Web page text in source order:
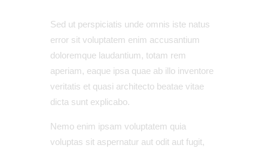
Sed ut perspiciatis unde omnis iste natus
error sit voluptatem enim accusantium
doloremque laudantium, totam rem
aperiam, eaque ipsa quae ab illo inventore
veritatis et quasi architecto beatae vitae
dicta sunt explicabo.
Nemo enim ipsam voluptatem quia
voluptas sit aspernatur aut odit aut fugit,